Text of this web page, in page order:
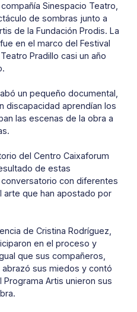
Sinespacio Teatro,
de sombras junto a
de la Fundación Prodis. La
en el marco del Festival
Pradillo casi un año
un pequeño documental,
discapacidad aprendían los
las escenas de la obra a
del Centro Caixaforum
de estas
con diferentes
que han apostado por
de Cristina Rodríguez,
en el proceso y
que sus compañeros,
sus miedos y contó
Artis unieron sus